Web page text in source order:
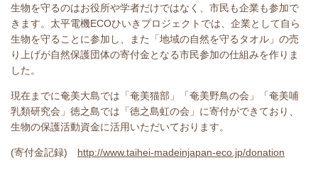
生物を守るのはお役所や学者だけではなく、市民も企業も参加で
きます。太平電機ECOひいきプロジェクトでは、企業として自ら
生物を守ることに参加し、また「地域の自然を守るタオル」の売
り上げが自然保護団体の寄付金となる市民参加の仕組みを作りま
した。
現在までに奄美大島では「奄美猫部」「奄美野鳥の会」「奄美哺
乳類研究会」徳之島では「徳之島虹の会」に寄付ができており、
生物の保護活動資金に活用いただいております。
(寄付金記録) http://www.taihei-madeinjapan-eco.jp/donation